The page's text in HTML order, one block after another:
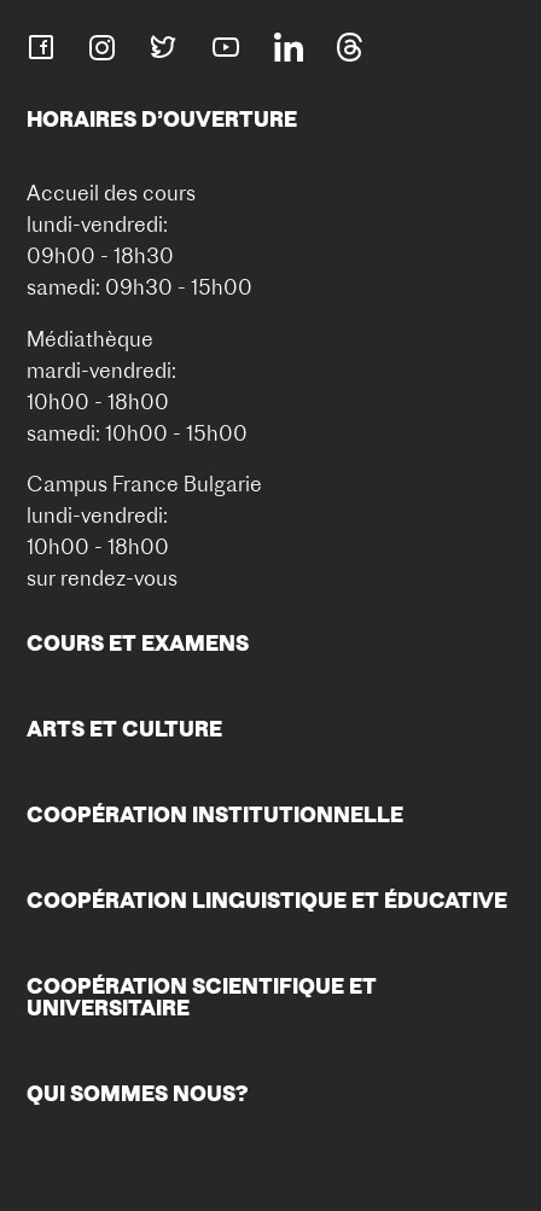
HORAIRES D’OUVERTURE
Accueil des cours
lundi-vendredi:
09h00 - 18h30
samedi: 09h30 - 15h00
Médiathèque
mardi-vendredi:
10h00 - 18h00
samedi: 10h00 - 15h00
Campus France Bulgarie
lundi-vendredi:
10h00 - 18h00
sur rendez-vous
COURS ET EXAMENS
ARTS ET CULTURE
COOPÉRATION INSTITUTIONNELLE
COOPÉRATION LINGUISTIQUE ET ÉDUCATIVE
COOPÉRATION SCIENTIFIQUE ET
UNIVERSITAIRE
QUI SOMMES NOUS?